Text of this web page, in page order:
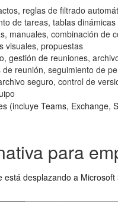
reglas de filtrado
de tareas, tablas dinámicas
manuales, combinación de
visuales, propuestas
gestión de reuniones,
reunión, seguimiento de
seguro, control de
(incluye Teams, Exchange,
para
desplazando a